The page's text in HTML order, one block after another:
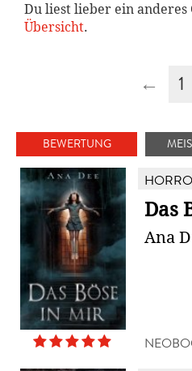
Du liest lieber ein
Übersicht.
← 1
BEWERTUNG
Das
Ana